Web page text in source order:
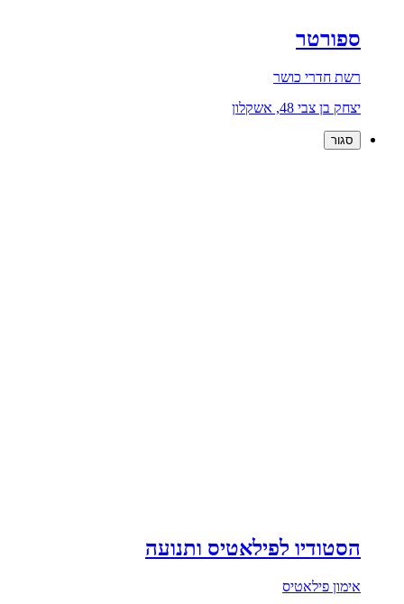
ספורטר
רשת חדרי כושר
יצחק בן צבי 48, אשקלון
סגור
הסטודיו לפילאטיס ותנועה
אימון פילאטיס